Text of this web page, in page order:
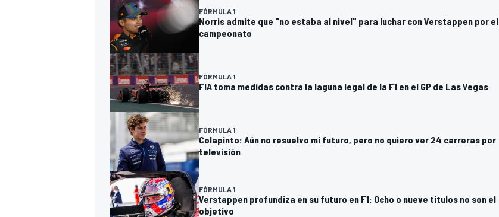
FÓRMULA 1
Norris admite que "no estaba al nivel" para luchar con Verstappen por el
campeonato
FÓRMULA 1
FIA toma medidas contra la laguna legal de la F1 en el GP de Las Vegas
FÓRMULA 1
Colapinto: Aún no resuelvo mi futuro, pero no quiero ver 24 carreras por
televisión
FÓRMULA 1
Verstappen profundiza en su futuro en F1: Ocho o nueve títulos no son el
objetivo